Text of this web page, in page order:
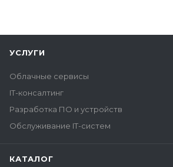
УСЛУГИ
Облачные сервисы
IT-консалтинг
Разработка ПО и устройств
Обслуживание IT-систем
КАТАЛОГ